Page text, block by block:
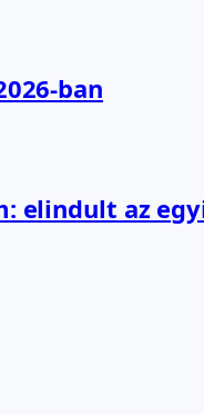
ban
elindult az